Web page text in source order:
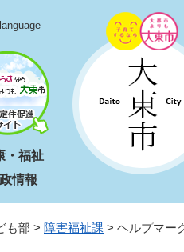
・福祉
情報
も部 > 障害福祉課 > ヘルプマー